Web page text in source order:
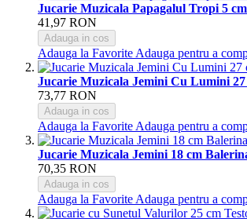
Jucarie Muzicala Papagalul Tropi 5
41,97 RON
Adauga in cos
Adauga la Favorite Adauga pentru a
Jucarie Muzicala Jemini Cu Lumini
73,77 RON
Adauga in cos
Adauga la Favorite Adauga pentru a
Jucarie Muzicala Jemini 18 cm
70,35 RON
Adauga in cos
Adauga la Favorite Adauga pentru a